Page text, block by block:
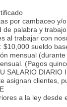
por cambaceo y/
de palabra y
al trabajar con
$10,000 sueldo
mensual
(Pagos
SALARIO DIARIO
asignan clientes,
a la ley desde